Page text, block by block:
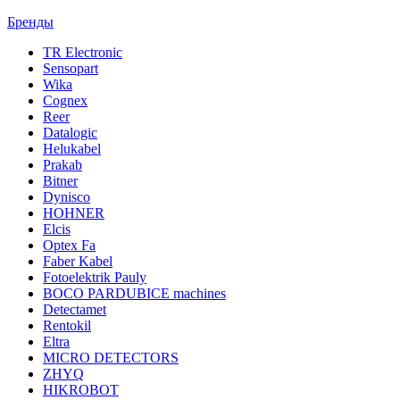
Бренды
TR Electronic
Sensopart
Wika
Cognex
Reer
Datalogic
Helukabel
Prakab
Bitner
Dynisco
HOHNER
Elcis
Optex Fa
Faber Kabel
Fotoelektrik Pauly
BOCO PARDUBICE machines
Detectamet
Rentokil
Eltra
MICRO DETECTORS
ZHYQ
HIKROBOT